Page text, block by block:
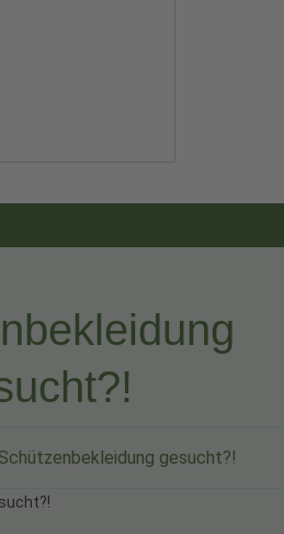
Schützenbekleidung gesucht?!